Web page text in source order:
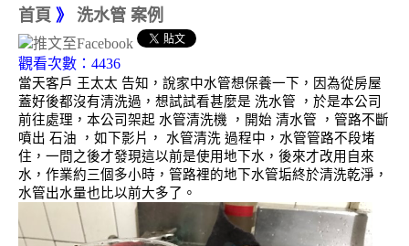
首頁 》 洗水管 案例
觀看次數：4436
當天客戶 王太太 告知，說家中水管想保養一下，因為從房屋
蓋好後都沒有清洗過，想試試看甚麼是 洗水管 ，於是本公司
前往處理，本公司架起 水管清洗機 ，開始 清水管 ，管路不斷
噴出 石油 ，如下影片， 水管清洗 過程中，水管管路不段堵
住，一問之後才發現這以前是使用地下水，後來才改用自來
水，作業約三個多小時，管路裡的地下水管垢終於清洗乾淨，
水管出水量也比以前大多了。